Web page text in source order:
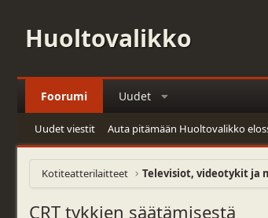
Huoltovalikko
Foorumi Uudet
Uudet viestit Auta pitämään Huoltovalikko
Kotiteatterilaitteet Televisiot, videotykit
CRT tykkien säätämisestä